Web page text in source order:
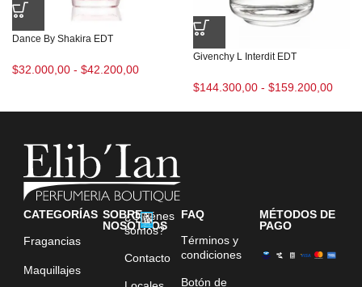
Dance By Shakira EDT
$32.000,00 - $42.200,00
Givenchy L Interdit EDT
$144.300,00 - $159.200,00
CATEGORÍAS
Fragancias
Maquillajes
SOBRE
NOSOTROS
¿Quiénes
somos?
Contacto
FAQ
Términos y
condiciones
Botón de
MÉTODOS DE
PAGO